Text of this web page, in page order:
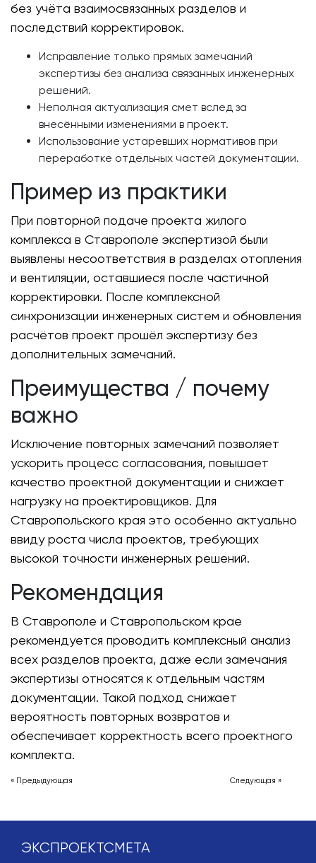
без учёта взаимосвязанных разделов и
последствий корректировок.
Исправление только прямых замечаний
экспертизы без анализа связанных инженерных
решений.
Неполная актуализация смет вслед за
внесёнными изменениями в проект.
Использование устаревших нормативов при
переработке отдельных частей документации.
Пример из практики
При повторной подаче проекта жилого
комплекса в Ставрополе экспертизой были
выявлены несоответствия в разделах отопления
и вентиляции, оставшиеся после частичной
корректировки. После комплексной
синхронизации инженерных систем и обновления
расчётов проект прошёл экспертизу без
дополнительных замечаний.
Преимущества / почему
важно
Исключение повторных замечаний позволяет
ускорить процесс согласования, повышает
качество проектной документации и снижает
нагрузку на проектировщиков. Для
Ставропольского края это особенно актуально
ввиду роста числа проектов, требующих
высокой точности инженерных решений.
Рекомендация
В Ставрополе и Ставропольском крае
рекомендуется проводить комплексный анализ
всех разделов проекта, даже если замечания
экспертизы относятся к отдельным частям
документации. Такой подход снижает
вероятность повторных возвратов и
обеспечивает корректность всего проектного
комплекта.
Следующая »
« Предыдующая
ЭКСПРОЕКТСМЕТА